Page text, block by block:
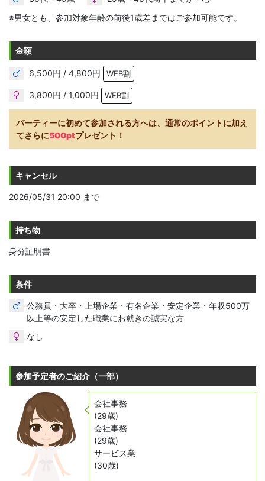
※男女とも、参加対象年齢の前後1歳差まではご参加可能です。
金額
6,500円 / 4,800円 WEB割
3,800円 / 1,000円 WEB割
パーティーに初めて参加される方へは、通常のポイントに加え
てさらに500ptプレゼント！
キャンセル
2026/05/31 20:00 まで
持ち物
身分証明書
条件
公務員・大卒・上場企業・有名企業・安定企業・年収500万
以上等の安定した職業にお就きの誠実な方
なし
参加予定者のご紹介（一部）
会社事務
(29歳)
会社事務
(29歳)
サービス業
(30歳)